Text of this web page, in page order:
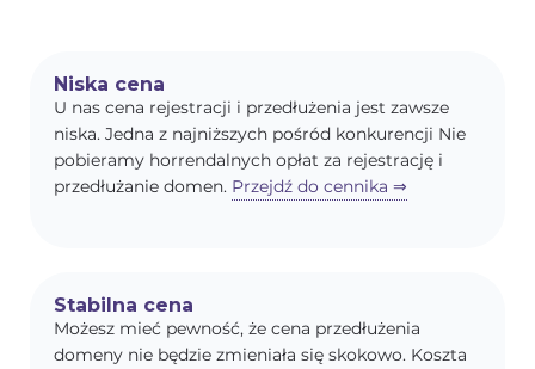
Niska cena
U nas cena rejestracji i przedłużenia jest zawsze
niska. Jedna z najniższych pośród konkurencji Nie
pobieramy horrendalnych opłat za rejestrację i
przedłużanie domen. Przejdź do cennika ⇒
Stabilna cena
Możesz mieć pewność, że cena przedłużenia
domeny nie będzie zmieniała się skokowo. Koszta